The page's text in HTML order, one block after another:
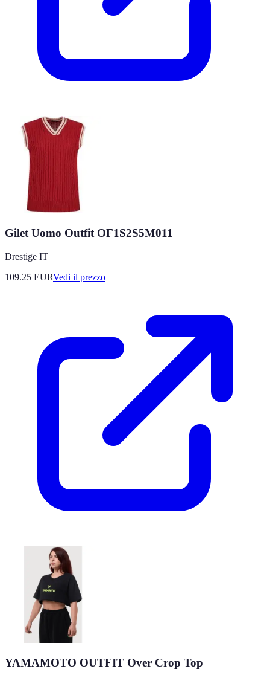
Gilet Uomo Outfit OF1S2S5M011
Drestige IT
109.25 EURVedi il prezzo
YAMAMOTO OUTFIT Over Crop Top